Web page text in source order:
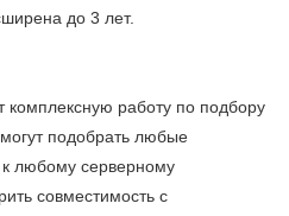
до 3 лет.
комплексную работу по подбору
подобрать любые
любому серверному
совместимость с